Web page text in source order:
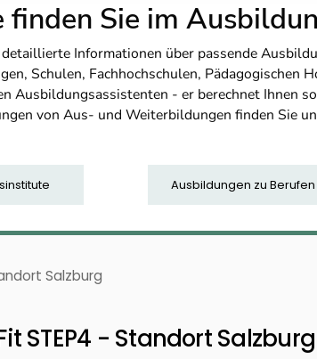
Sie im
Informationen über passende
Schulen, Fachhochschulen, Pädagogischen
Ausbildungsassistenten - er berechnet Ihnen
von Aus- und Weiterbildungen finden Sie
Ausbildungen zu Berufen
Salzburg
STEP4 - Standort Salzburg